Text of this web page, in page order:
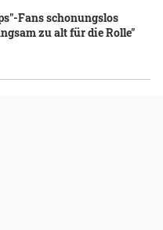
Fans schonungslos
zu alt für die Rolle"